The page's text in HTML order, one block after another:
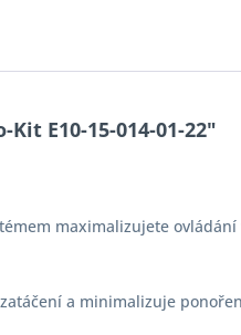
Kit E10-15-014-01-22"
maximalizujete
a minimalizuje